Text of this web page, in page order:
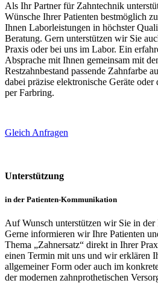
Als Ihr Partner für Zahntechnik
Wünsche Ihrer Patienten bestmöglich
Ihnen Laborleistungen in höchster
Beratung. Gern unterstützen wir Sie
Praxis oder bei uns im Labor. Ein
Absprache mit Ihnen gemeinsam mit
Restzahnbestand passende Zahnfarbe
dabei präzise elektronische Geräte
per Farbring.
Gleich Anfragen
Unterstützung
in der Patienten-Kommunikation
Auf Wunsch unterstützen wir Sie in
Gerne informieren wir Ihre Patienten
Thema „Zahnersatz“ direkt in Ihrer
einen Termin mit uns und wir erklären
allgemeiner Form oder auch im
der modernen zahnprothetischen